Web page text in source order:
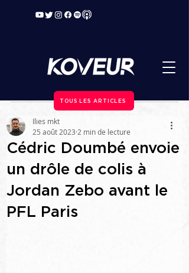
TOUS LES ARTICLES
Cédric Doumbé envoie
un drôle de colis à
Jordan Zebo avant le
PFL Paris
Ilies mkt
25 août 2023 2 min de lecture